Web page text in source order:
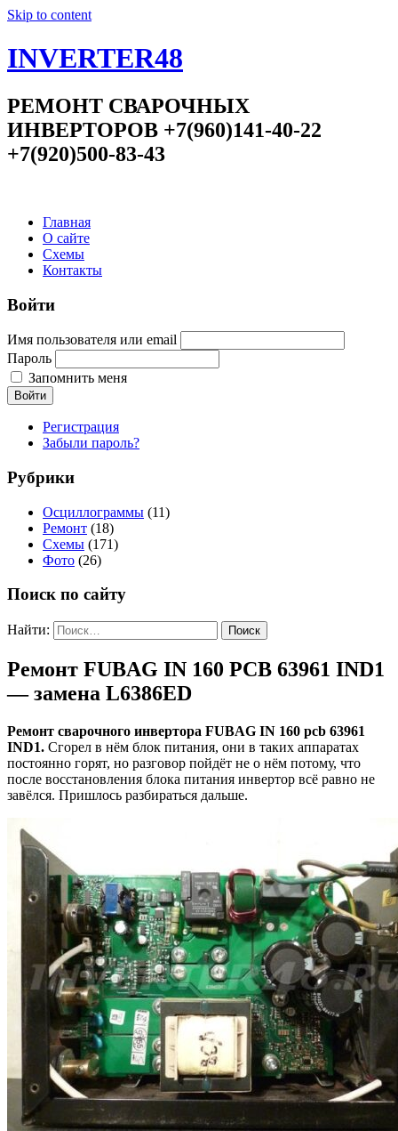
Skip to content
INVERTER48
РЕМОНТ СВАРОЧНЫХ
ИНВЕРТОРОВ +7(960)141-40-22
+7(920)500-83-43
Главная
О сайте
Схемы
Контакты
Войти
Имя пользователя или email
Пароль
Запомнить меня
Войти
Регистрация
Забыли пароль?
Рубрики
Осциллограммы (11)
Ремонт (18)
Схемы (171)
Фото (26)
Поиск по сайту
Найти:
Ремонт FUBAG IN 160 PCB 63961 IND1
— замена L6386ED
Ремонт сварочного инвертора FUBAG IN 160 pcb 63961
IND1. Сгорел в нём блок питания, они в таких аппаратах
постоянно горят, но разговор пойдёт не о нём потому, что
после восстановления блока питания инвертор всё равно не
завёлся. Пришлось разбираться дальше.